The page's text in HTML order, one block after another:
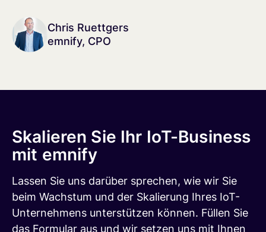
Chris Ruettgers
emnify, CPO
Skalieren Sie Ihr IoT-Business
mit emnify
Lassen Sie uns darüber sprechen, wie wir Sie
beim Wachstum und der Skalierung Ihres IoT-
Unternehmens unterstützen können. Füllen Sie
das Formular aus und wir setzen uns mit Ihnen